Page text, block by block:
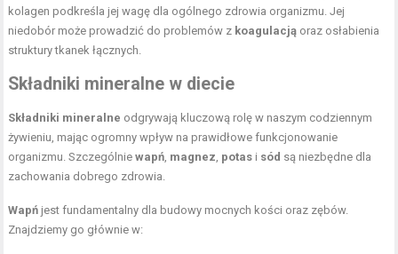
kolagen podkreśla jej wagę dla ogólnego zdrowia organizmu. Jej
niedobór może prowadzić do problemów z koagulacją oraz osłabienia
struktury tkanek łącznych.
Składniki mineralne w diecie
Składniki mineralne odgrywają kluczową rolę w naszym codziennym
żywieniu, mając ogromny wpływ na prawidłowe funkcjonowanie
organizmu. Szczególniewapń, magnez, potas i sód są niezbędne dla
zachowania dobrego zdrowia.
Wapń jest fundamentalny dla budowy mocnych kości oraz zębów.
Znajdziemy go głównie w: